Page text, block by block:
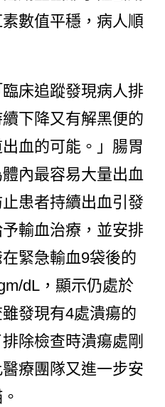
數值平穩，病人順
床追蹤發現病人排
下降又有解黑便的
血的可能。」腸胃
內最容易大量出血
患者持續出血引發
輸血治療，並安排
緊急輸血9袋後的
dL，顯示仍處於
發現有4處潰瘍的
除檢查時潰瘍處剛
療團隊又進一步安